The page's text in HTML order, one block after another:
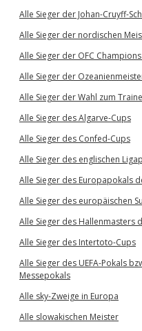
Alle Sieger der Johan-Cruyff-
Alle Sieger der nordischen
Alle Sieger der OFC
Alle Sieger der
Alle Sieger der Wahl zum
Alle Sieger des Algarve-Cups
Alle Sieger des Confed-Cups
Alle Sieger des englischen
Alle Sieger des Europapokals
Alle Sieger des europäischen
Alle Sieger des Hallenmasters
Alle Sieger des Intertoto-Cups
Alle Sieger des UEFA-Pokals
Messepokals
Alle sky-Zweige in Europa
Alle slowakischen Meister